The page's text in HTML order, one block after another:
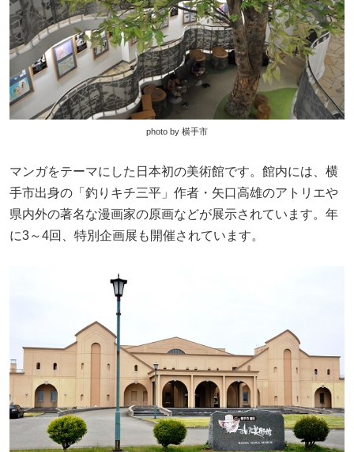
photo by 横手市
マンガをテーマにした日本初の美術館です。館内には、横
手市出身の「釣りキチ三平」作者・矢口高雄のアトリエや
県内外の著名な漫画家の原画などが展示されています。年
に3～4回、特別企画展も開催されています。